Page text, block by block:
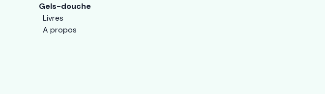
Gels-douche
Livres
A propos